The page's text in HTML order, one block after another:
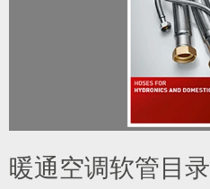
暖通空调软管目录